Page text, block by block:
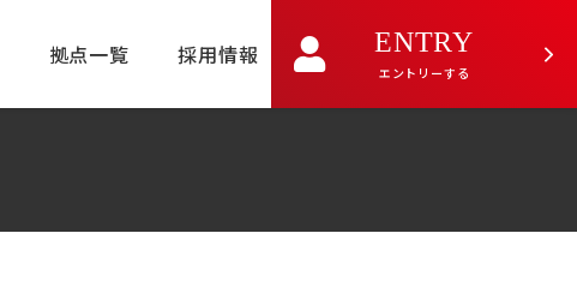
拠点一覧 採用情報 ENTRY
エントリーする